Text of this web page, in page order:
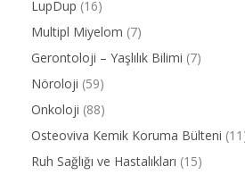
LupDup (16)
Multipl Miyelom (7)
Gerontoloji – Yaşlılık Bilimi (7)
Nöroloji (59)
Onkoloji (88)
Osteoviva Kemik Koruma Bülteni
Ruh Sağlığı ve Hastalıkları (15)